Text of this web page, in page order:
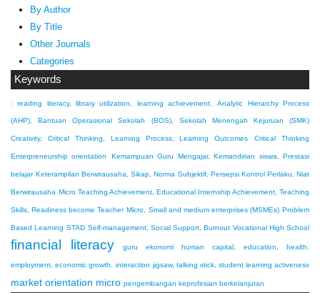
By Author
By Title
Other Journals
Categories
Keywords
: reading literacy, library utilization, learning achievement. Analytic Hierarchy Process
(AHP), Bantuan Operasional Sekolah (BOS), Sekolah Menengah Kejuruan (SMK)
Creativity, Critical Thinking, Learning Process, Learning Outcomes Critical Thinking
Enterpreneurship orientation Kemampuan Guru Mengajar, Kemandirian siswa, Prestasi
belajar Keterampilan Berwirausaha, Sikap, Norma Subjektif, Persepsi Kontrol Perlaku, Niat
Berwirausaha Micro Teaching Achievement, Educational Internship Achievement, Teaching
Skills, Readiness become Teacher Micro, Small and medium enterprises (MSMEs) Problem
Based Learning STAD Self-management, Social Support, Burnout Vocational High School
financial literacy guru ekonomi human capital, education, health,
employment, economic growth. interaction jigsaw, talking stick, student learning activeness
market orientation micro pengembangan keprofesian berkelanjutan